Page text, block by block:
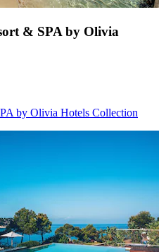
& SPA by Olivia
by Olivia Hotels Collection